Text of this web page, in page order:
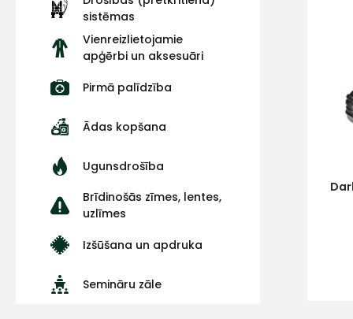
sistēmas
Vienreizlietojamie
apģērbi un aksesuāri
Pirmā palīdzība
Ādas kopšana
Ugunsdrošība
Brīdinošās zīmes, lentes,
uzlīmes
Izšūšana un apdruka
Semināru zāle